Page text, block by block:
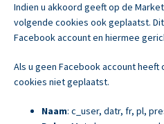
Indien u akkoord geeft op de
volgende cookies ook geplaatst.
Facebook account en hiermee
Als u geen Facebook account
cookies niet geplaatst.
Naam: c_user, datr, fr, pl,